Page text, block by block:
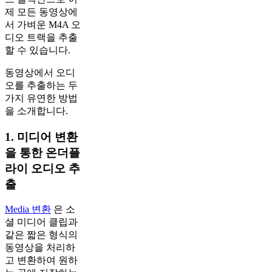
제 모든 동영상에
서 가벼운 M4A 오
디오 트랙을 추출
할 수 있습니다.
동영상에서 오디
오를 추출하는 두
가지 유연한 방법
을 소개합니다.
1. 미디어 변환
을 통한 온더플
라이 오디오 추
출
Media 변환 은 소
셜 미디어 클립과
같은 짧은 형식의
동영상을 처리하
고 변환하여 원하